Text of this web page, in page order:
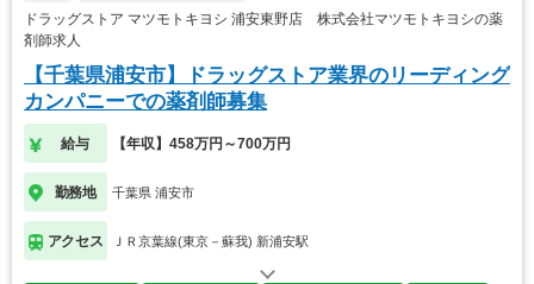
ドラッグストア マツモトキヨシ 浦安東野店 株式会社マツモトキヨシの薬
剤師求人
【千葉県浦安市】ドラッグストア業界のリーディング
カンパニーでの薬剤師募集
給与 【年収】458万円～700万円
勤務地 千葉県 浦安市
アクセス ＪＲ京葉線(東京－蘇我) 新浦安駅